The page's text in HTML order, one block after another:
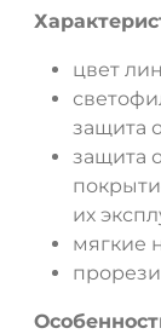
цвет
защита
защита
их
мягкие